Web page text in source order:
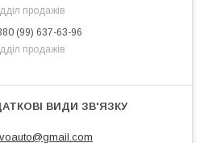
продажів
(99) 637-63-96
продажів